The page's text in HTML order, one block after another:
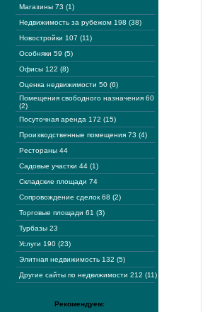
Магазины 73 (1)
Недвижимость за рубежом 198 (38)
Новостройки 107 (11)
Особняки 59 (5)
Офисы 122 (8)
Оценка недвижимости 50 (6)
Помещения свободного назначения 60
(2)
Посуточная аренда 172 (15)
Производственные помещения 73 (4)
Рестораны 44
Садовые участки 44 (1)
Складские площади 74
Сопровождение сделок 68 (2)
Торговые площади 61 (3)
Турбазы 23
Услуги 190 (23)
Элитная недвижимость 132 (5)
Другие сайты по недвижимости 212 (11)
Рекомендуем: